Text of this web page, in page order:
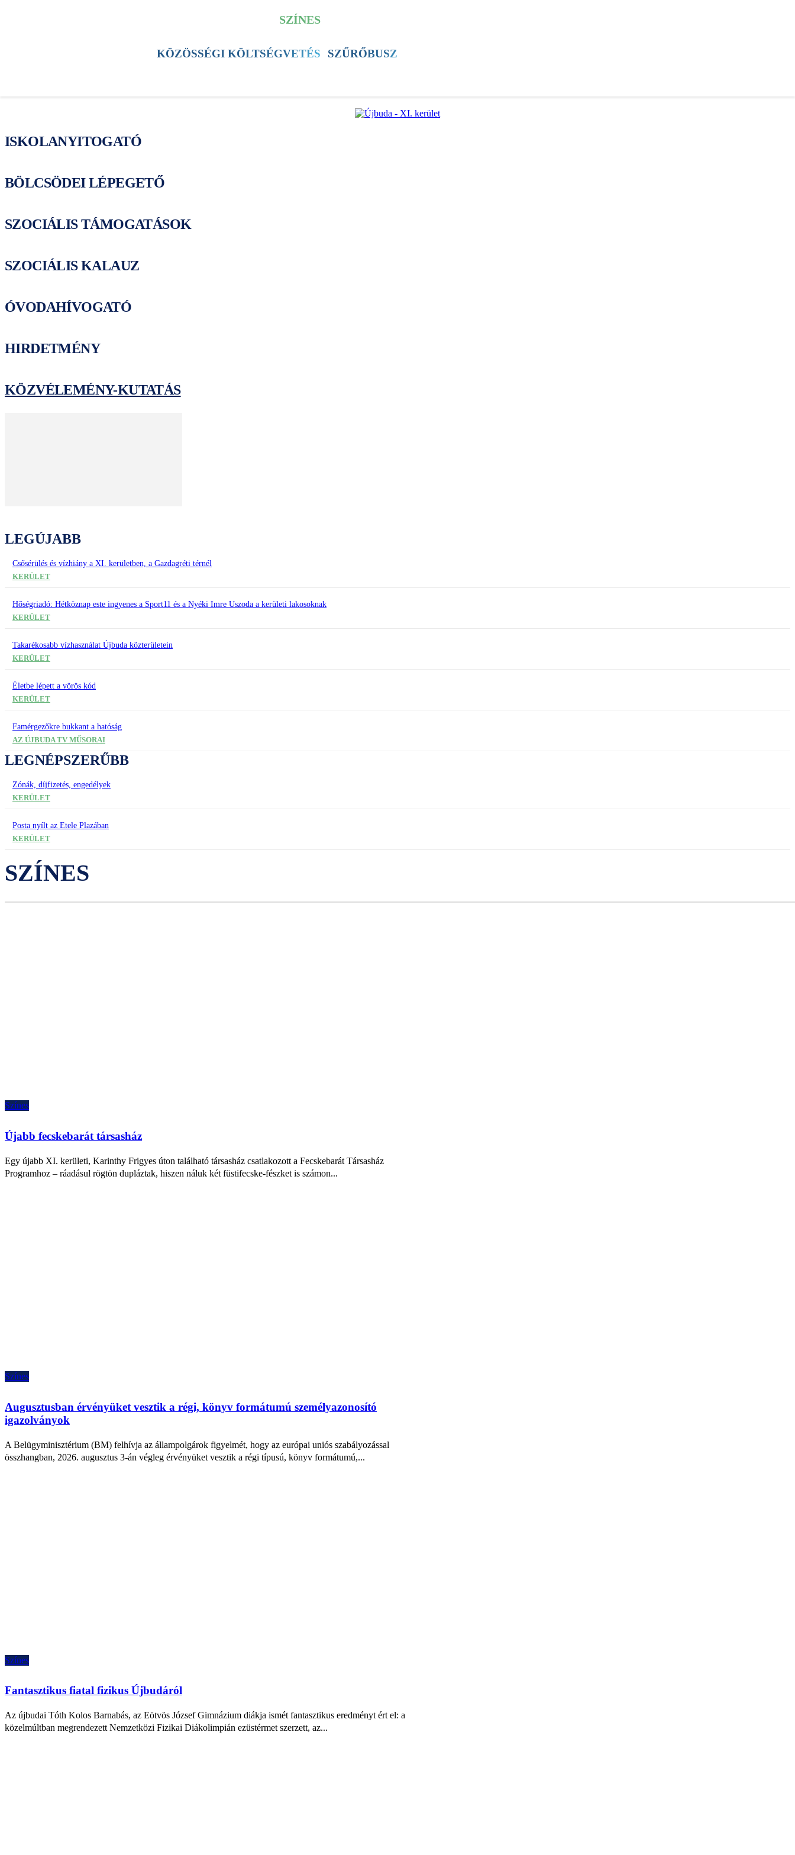
SZÍNES
KÖZÖSSÉGI KÖLTSÉGVETÉS SZŰRŐBUSZ
ISKOLANYITOGATÓ
BÖLCSÖDEI LÉPEGETŐ
SZOCIÁLIS TÁMOGATÁSOK
SZOCIÁLIS KALAUZ
ÓVODAHÍVOGATÓ
HIRDETMÉNY
KÖZVÉLEMÉNY-KUTATÁS
LEGÚJABB
Csősérülés és vízhiány a XI. kerületben, a Gazdagréti térnél
KERÜLET
Hőségriadó: Hétköznap este ingyenes a Sport11 és a Nyéki Imre Uszoda a kerületi lakosoknak
KERÜLET
Takarékosabb vízhasználat Újbuda közterületein
KERÜLET
Életbe lépett a vörös kód
KERÜLET
Famérgezőkre bukkant a hatóság
AZ ÚJBUDA TV MŰSORAI
LEGNÉPSZERŰBB
Zónák, díjfizetés, engedélyek
KERÜLET
Posta nyílt az Etele Plazában
KERÜLET
SZÍNES
Színes
Újabb fecskebarát társasház
Egy újabb XI. kerületi, Karinthy Frigyes úton található társasház csatlakozott a Fecskebarát Társasház
Programhoz – ráadásul rögtön dupláztak, hiszen náluk két füstifecske-fészket is számon...
Színes
Augusztusban érvényüket vesztik a régi, könyv formátumú személyazonosító
igazolványok
A Belügyminisztérium (BM) felhívja az állampolgárok figyelmét, hogy az európai uniós szabályozással
összhangban, 2026. augusztus 3-án végleg érvényüket vesztik a régi típusú, könyv formátumú,...
Színes
Fantasztikus fiatal fizikus Újbudáról
Az újbudai Tóth Kolos Barnabás, az Eötvös József Gimnázium diákja ismét fantasztikus eredményt ért el: a
közelmúltban megrendezett Nemzetközi Fizikai Diákolimpián ezüstérmet szerzett, az...